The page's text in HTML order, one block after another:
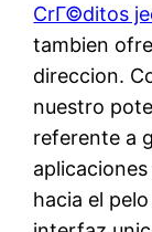
CrГ©ditos
tambien
direccion.
nuestro
referente a
hacia el